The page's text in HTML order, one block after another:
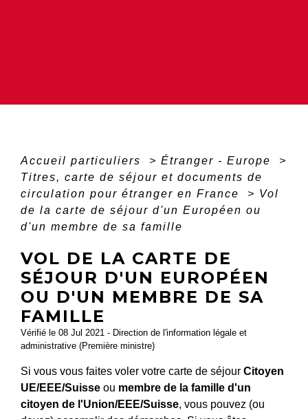
Accueil particuliers > Étranger - Europe
>
Titres, carte de séjour et documents de
circulation pour étranger en France
> Vol
de la carte de séjour d'un Européen ou
d'un membre de sa famille
VOL DE LA CARTE DE
SÉJOUR D'UN EUROPÉEN
OU D'UN MEMBRE DE SA
FAMILLE
Vérifié le 08 Jul 2021 - Direction de l'information légale et
administrative (Première ministre)
Si vous vous faites voler votre carte de séjour Citoyen
UE/EEE/Suisse ou membre de la famille d'un
citoyen de l'Union/EEE/Suisse, vous pouvez (ou